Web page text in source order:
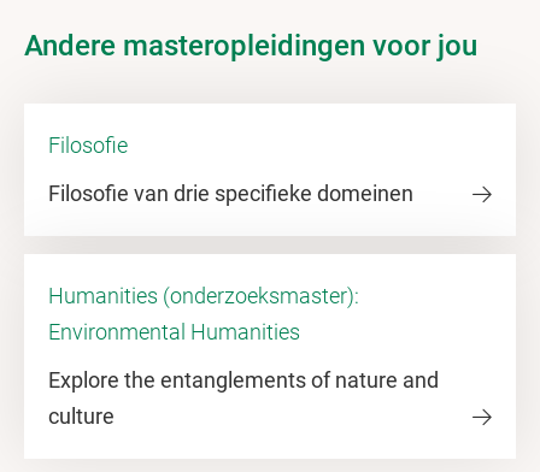
Andere masteropleidingen voor jou
Filosofie
Filosofie van drie specifieke domeinen
Humanities (onderzoeksmaster):
Environmental Humanities
Explore the entanglements of nature and
culture